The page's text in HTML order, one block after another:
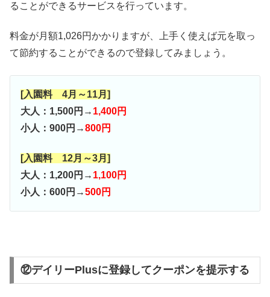
ることができるサービスを行っています。
料金が月額1,026円かかりますが、上手く使えば元を取っ
て節約することができるので登録してみましょう。
[入園料 4月～11月]
大人：1,500円→ 1,400円
小人：900円→800円
[入園料 12月～3月]
大人：1,200円→ 1,100円
小人：600円→500円
⑫デイリーPlusに登録してクーポンを提示する